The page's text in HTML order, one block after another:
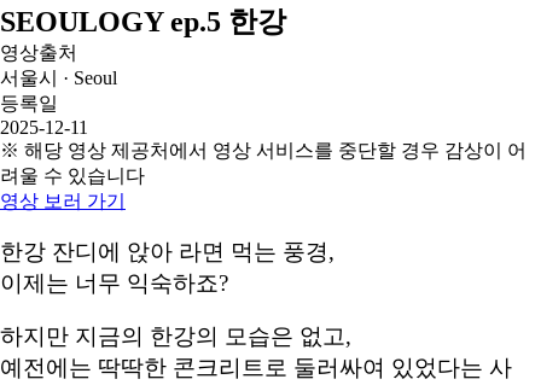
SEOULOGY ep.5 한강
영상출처
서울시 · Seoul
등록일
2025-12-11
※ 해당 영상 제공처에서 영상 서비스를 중단할 경우 감상이 어
려울 수 있습니다
영상 보러 가기
한강 잔디에 앉아 라면 먹는 풍경,
이제는 너무 익숙하죠?
하지만 지금의 한강의 모습은 없고,
예전에는 딱딱한 콘크리트로 둘러싸여 있었다는 사